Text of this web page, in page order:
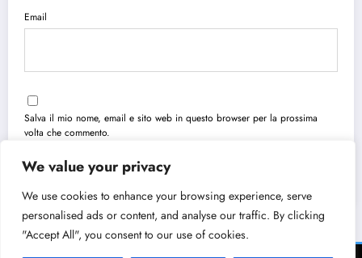
We value your privacy
We use cookies to enhance your browsing experience, serve
personalised ads or content, and analyse our traffic. By clicking
"Accept All", you consent to our use of cookies.
Email
Salva il mio nome, email e sito web in questo browser per la prossima
volta che commento.